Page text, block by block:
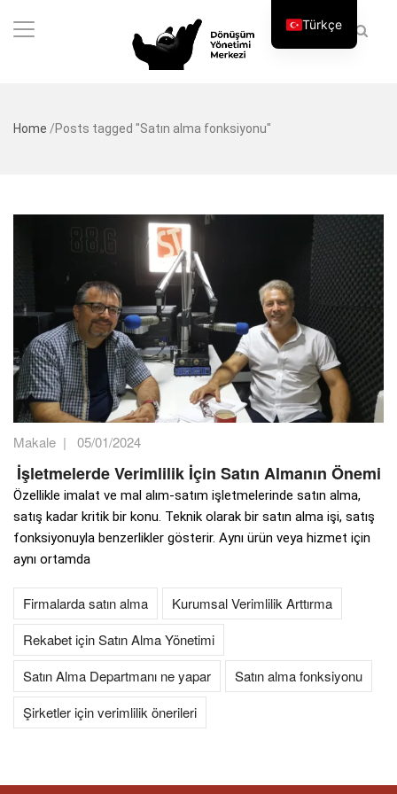
Home /Posts tagged "Satın alma fonksiyonu"
Makale | 05/01/2024
İşletmelerde Verimlilik İçin Satın Almanın Önemi
Özellikle imalat ve mal alım-satım işletmelerinde satın alma,
satış kadar kritik bir konu. Teknik olarak bir satın alma işi, satış
fonksiyonuyla benzerlikler gösterir. Aynı ürün veya hizmet için
aynı ortamda
Firmalarda satın alma
Kurumsal Verimlilik Arttırma
Rekabet için Satın Alma Yönetimi
Satın Alma Departmanı ne yapar
Satın alma fonksiyonu
Şirketler için verimlilik önerileri
Türkçe